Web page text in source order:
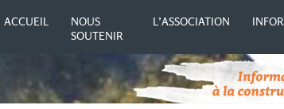
ACCUEIL
NOUS
SOUTENIR
L’ASSOCIATION